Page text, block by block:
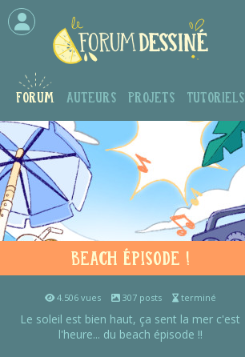
Forum Auteurs Projets Tutoriels
Beach Épisode !
4.506 vues 307 posts terminé
Le soleil est bien haut, ça sent la mer c'est
l'heure... du beach épisode !!